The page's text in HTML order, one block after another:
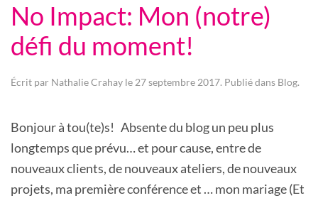
No Impact: Mon (notre)
défi du moment!
Écrit par Nathalie Crahay le 27 septembre 2017. Publié dans Blog.
Bonjour à tou(te)s! Absente du blog un peu plus
longtemps que prévu… et pour cause, entre de
nouveaux clients, de nouveaux ateliers, de nouveaux
projets, ma première conférence et … mon mariage (Et